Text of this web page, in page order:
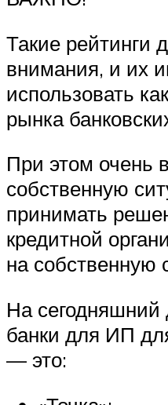
Такие рейтинги
внимания, и их
использовать
рынка
При этом очень
собственную
принимать
кредитной
на собственную
На
банки для ИП
— это: